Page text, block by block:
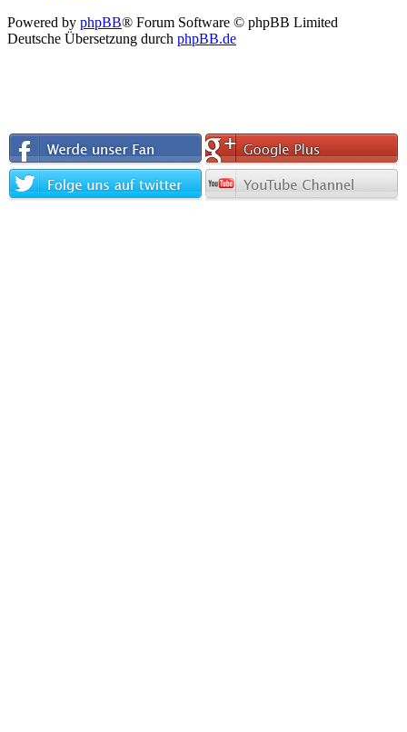
Powered by phpBB® Forum Software © phpBB Limited
Deutsche Übersetzung durch phpBB.de